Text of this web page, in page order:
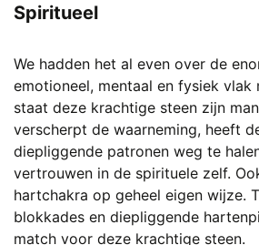
Spiritueel
We hadden het al even over de
emotioneel, mentaal en fysiek vlak
staat deze krachtige steen zijn
verscherpt de waarneming, heeft
diepliggende patronen weg te
vertrouwen in de spirituele zelf.
hartchakra op geheel eigen wijze.
blokkades en diepliggende
match voor deze krachtige steen.